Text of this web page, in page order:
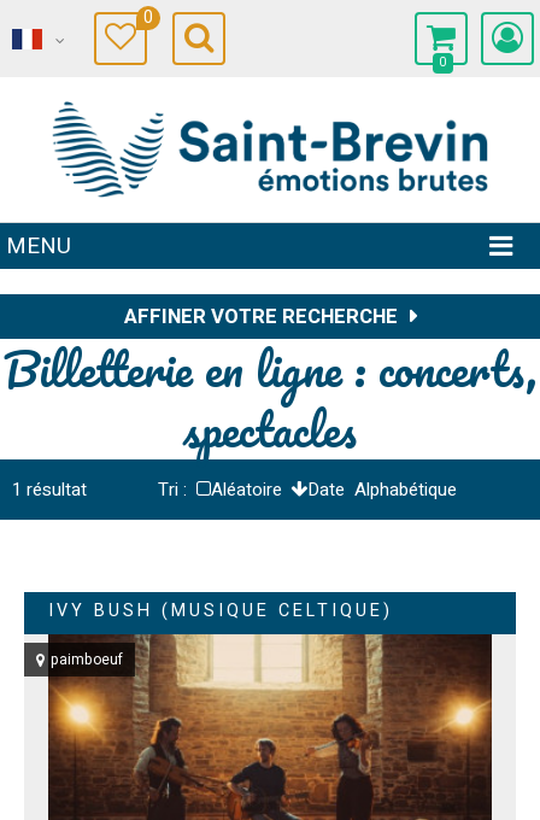
0
0
MENU
AFFINER VOTRE RECHERCHE
Billetterie en ligne : concerts,
spectacles
1 résultat Tri : Aléatoire Date Alphabétique
IVY BUSH (MUSIQUE CELTIQUE)
paimboeuf